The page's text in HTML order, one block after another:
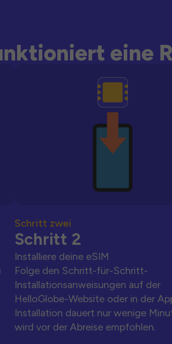
eine
Schritt zwei
Schritt 2
Installiere deine eSIM
Folge den Schritt-für-Schritt-
Installationsanweisungen auf der
HelloGlobe-Website oder in der
Installation dauert nur wenige
wird vor der Abreise empfohlen.